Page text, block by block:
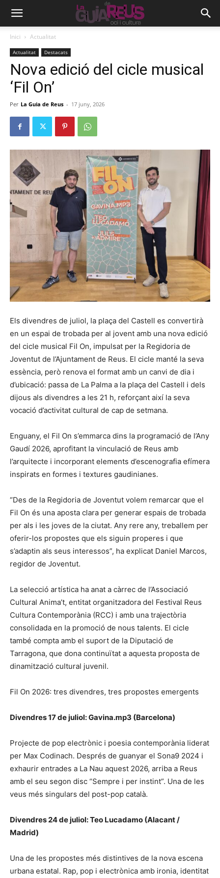
Inici Actualitat
Actualitat Destacats
Nova edició del cicle musical
‘Fil On’
Per La Guia de Reus - 17 juny, 2026
Els divendres de juliol, la plaça del Castell es convertirà
en un espai de trobada per al jovent amb una nova edició
del cicle musical Fil On, impulsat per la Regidoria de
Joventut de l’Ajuntament de Reus. El cicle manté la seva
essència, però renova el format amb un canvi de dia i
d’ubicació: passa de La Palma a la plaça del Castell i dels
dijous als divendres a les 21 h, reforçant així la seva
vocació d’activitat cultural de cap de setmana.
Enguany, el Fil On s’emmarca dins la programació de l’Any
Gaudí 2026, aprofitant la vinculació de Reus amb
l’arquitecte i incorporant elements d’escenografia efímera
inspirats en formes i textures gaudinianes.
“Des de la Regidoria de Joventut volem remarcar que el
Fil On és una aposta clara per generar espais de trobada
per als i les joves de la ciutat. Any rere any, treballem per
oferir-los propostes que els siguin properes i que
s’adaptin als seus interessos”, ha explicat Daniel Marcos,
regidor de Joventut.
La selecció artística ha anat a càrrec de l’Associació
Cultural Anima’t, entitat organitzadora del Festival Reus
Cultura Contemporània (RCC) i amb una trajectòria
consolidada en la promoció de nous talents. El cicle
també compta amb el suport de la Diputació de
Tarragona, que dona continuïtat a aquesta proposta de
dinamització cultural juvenil.
Fil On 2026: tres divendres, tres propostes emergents
Divendres 17 de juliol: Gavina.mp3 (Barcelona)
Projecte de pop electrònic i poesia contemporània liderat
per Max Codinach. Després de guanyar el Sona9 2024 i
exhaurir entrades a La Nau aquest 2026, arriba a Reus
amb el seu segon disc “Sempre i per instint”. Una de les
veus més singulars del post-pop català.
Divendres 24 de juliol: Teo Lucadamo (Alacant /
Madrid)
Una de les propostes més distintives de la nova escena
urbana estatal. Rap, pop i electrònica amb ironia, identitat